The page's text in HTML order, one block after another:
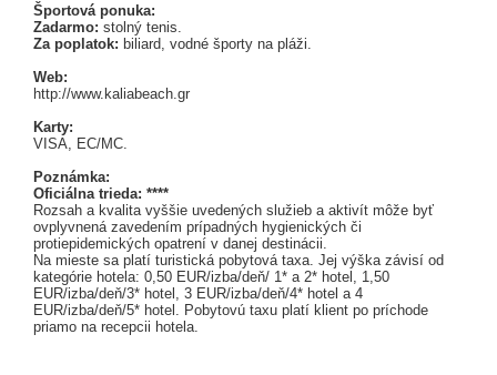
Športová ponuka:
Zadarmo: stolný tenis.
Za poplatok: biliard, vodné športy na pláži.
Web:
http://www.kaliabeach.gr
Karty:
VISA, EC/MC.
Poznámka:
Oficiálna trieda: ****
Rozsah a kvalita vyššie uvedených služieb a aktivít môže byť
ovplyvnená zavedením prípadných hygienických či
protiepidemických opatrení v danej destinácii.
Na mieste sa platí turistická pobytová taxa. Jej výška závisí od
kategórie hotela: 0,50 EUR/izba/deň/ 1* a 2* hotel, 1,50
EUR/izba/deň/3* hotel, 3 EUR/izba/deň/4* hotel a 4
EUR/izba/deň/5* hotel. Pobytovú taxu platí klient po príchode
priamo na recepcii hotela.